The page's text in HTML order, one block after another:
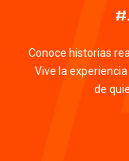
Conoce historias
Vive la
de